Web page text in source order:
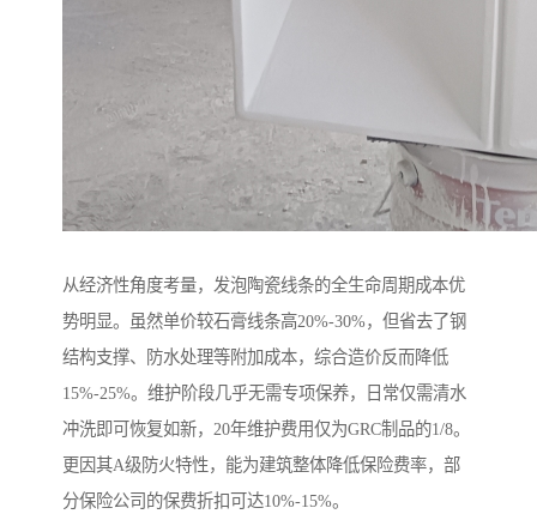
从经济性角度考量，发泡陶瓷线条的全生命周期成本优
势明显。虽然单价较石膏线条高20%-30%，但省去了钢
结构支撑、防水处理等附加成本，综合造价反而降低
15%-25%。维护阶段几乎无需专项保养，日常仅需清水
冲洗即可恢复如新，20年维护费用仅为GRC制品的1/8。
更因其A级防火特性，能为建筑整体降低保险费率，部
分保险公司的保费折扣可达10%-15%。